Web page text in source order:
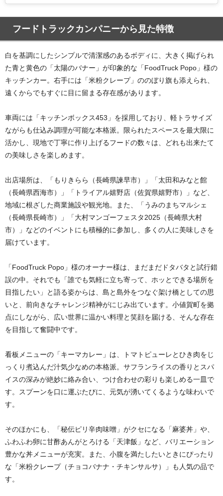
フードトラックカンパニーから見た特徴
白を基調にしたシンプルで清潔感のあるボディに、大きく掲げられ
た青と黄色の「太陽のバナー」が印象的な「FoodTruck Popo」様の
キッチンカー。右手には「米粉クレープ」ののぼり旗も添えられ、
遠くからでもすぐに目に留まる存在感があります。
車両には「キッチンボックス453」を採用しており、軽トラサイズ
ながらも仕込み調理が可能な本格派。限られたスペースを最大限に
活かし、現地で丁寧に作り上げるフードの数々は、どれも出来たて
の美味しさを楽しめます。
出店場所は、「もりきらら（長崎県諫早市）」「太田和みなと館
（長崎県西海市）」「トライアル嬉野店（佐賀県嬉野市）」など、
地域に根ざした商業施設や観光地。また、「うみのまちマルシェ
（長崎県長崎市）」「大村マンゴーフェスタ2025（長崎県大村
市）」などのイベントにも積極的に参加し、多くの人に美味しさを
届けています。
「FoodTruck Popo」様のオーナー様は、まだまだドタバタと試行錯
誤の中。それでも「誰でも気軽に立ち寄って、ホッとできる場所を
目指したい」と語る姿からは、島と島外をつなぐ架け橋としての思
いと、前向きなチャレンジ精神がにじみ出ています。小値賀町を拠
点にしながら、広い世界に温かい料理と笑顔を届ける、そんな存在
を目指して奮闘中です。
看板メニューの「キーマカレー」は、トマトピューレとひき肉をじ
っくり煮込んだ汁気少なめの本格派。サフランライスの香りとスパ
イスの深みが絶妙に絡み合い、つけ合わせの彩りも楽しめる一皿で
す。スプーンを口に運ぶたびに、元気が湧いてくるような味わいで
す。
そのほかにも、「秘伝ピリ辛肉味噌」がクセになる「麻婆丼」や、
ふわふわ卵に甘酢あんがとろける「天津飯」など、バリエーション
豊かな丼メニューが充実。また、小腹を満たしたいときにぴったり
な「米粉クレープ（チョコバナナ・チキンサルサ）」も人気の品で
す。